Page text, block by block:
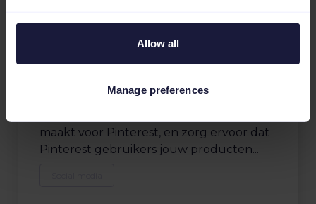
Allow all
Manage preferences
adverteren op Pinterest
het social media kanaal Pinterest? Lees in
maakt voor Pinterest, en zorg ervoor dat
Pinterest gebruikers jouw producten...